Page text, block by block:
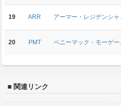
19 ARR アーマー・レジデンシャ...
20 PMT ペニーマック・モーゲー...
■ 関連リンク